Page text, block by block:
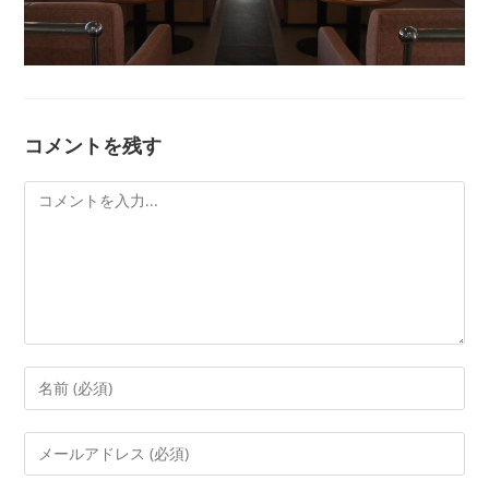
コメントを残す